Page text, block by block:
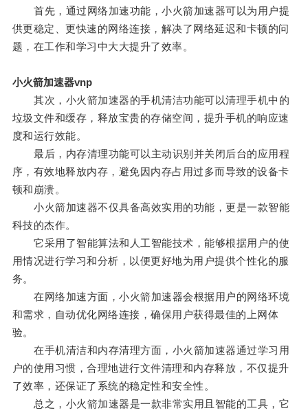
首先，通过网络加速功能，小火箭加速器可以为用户提
供更稳定、更快速的网络连接，解决了网络延迟和卡顿的问
题，在工作和学习中大大提升了效率。
小火箭加速器vnp
其次，小火箭加速器的手机清洁功能可以清理手机中的
垃圾文件和缓存，释放宝贵的存储空间，提升手机的响应速
度和运行效能。
最后，内存清理功能可以主动识别并关闭后台的应用程
序，有效地释放内存，避免因内存占用过多而导致的设备卡
顿和崩溃。
小火箭加速器不仅具备高效实用的功能，更是一款智能
科技的杰作。
它采用了智能算法和人工智能技术，能够根据用户的使
用情况进行学习和分析，以便更好地为用户提供个性化的服
务。
在网络加速方面，小火箭加速器会根据用户的网络环境
和需求，自动优化网络连接，确保用户获得最佳的上网体
验。
在手机清洁和内存清理方面，小火箭加速器通过学习用
户的使用习惯，合理地进行文件清理和内存释放，不仅提升
了效率，还保证了系统的稳定性和安全性。
总之，小火箭加速器是一款非常实用且智能的工具，它